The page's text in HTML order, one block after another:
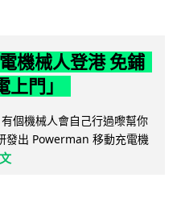
機械人登港 免鋪
門」
個機械人會自己行過嚟幫你
發出 Powerman 移動充電機